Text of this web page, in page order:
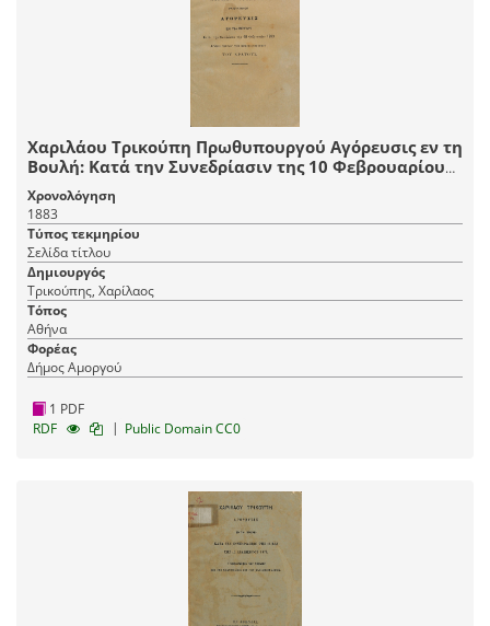
Χαριλάου Τρικούπη Πρωθυπουργού Αγόρευσις εν τη
Βουλή: Κατά την Συνεδρίασιν της 10 Φεβρουαρίου
1883 συζητουμένου του προϋπολογισμού του
κράτους
Χρονολόγηση
1883
Τύπος τεκμηρίου
Σελίδα τίτλου
Δημιουργός
Τρικούπης, Χαρίλαος
Τόπος
Αθήνα
Φορέας
Δήμος Αμοργού
1 PDF
RDF
| Public Domain CC0